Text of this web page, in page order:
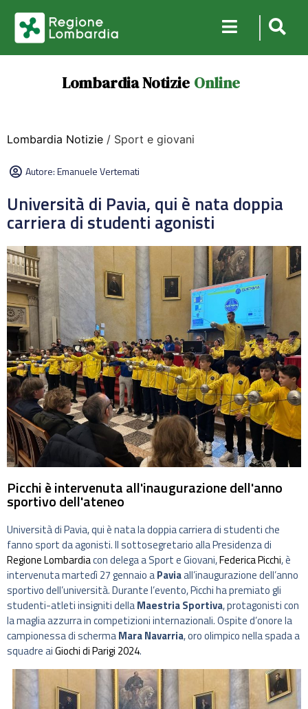
Lombardia Notizie Online
Lombardia Notizie / Sport e giovani
Autore:Emanuele Vertemati
Università di Pavia, qui è nata doppia
carriera di studenti agonisti
Picchi è intervenuta all'inaugurazione dell'anno
sportivo dell'ateneo
Università di Pavia, qui è nata la doppia carriera di studenti che
fanno sport da agonisti. Il sottosegretario alla Presidenza di
Regione Lombardiacon delega a Sport e Giovani,Federica Picchi, è
intervenuta martedì 27 gennaio aPaviaall’inaugurazione dell’anno
sportivo dell’università. Durante l’evento, Picchi ha premiato gli
studenti-atleti insigniti dellaMaestria Sportiva, protagonisti con
la maglia azzurra in competizioni internazionali. Ospite d’onore la
campionessa di schermaMara Navarria, oro olimpico nella spada a
squadre aiGiochi di Parigi 2024.